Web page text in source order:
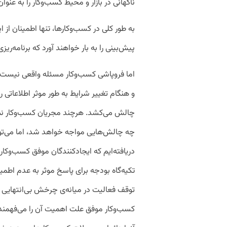
ناگهانی در بازار و محیط کسب‌وکار را به
به طور کلی در کسب‌وکارها، تنها اطمینان
پیش‌بینی را به بار خواهند آورد که
اما فروپاشی کسب‌وکار مسئله واقعی
و هنگام تغییر شرایط به طور موثر
چالش می‌کشد. هرچند مجریان کسب‌وکار
چه چالش‌هایی مواجه خواهد شد، اما
دریافته‌ایم که ایجاد‌کنندگان موفق
تکیه‌گاه بودجه برای پاسخ موثر به عدم
توقف فعالیت در میانه‌ی چرخش بی‌انتهایی
کسب‌وکار موفق علت اهمیت آن را